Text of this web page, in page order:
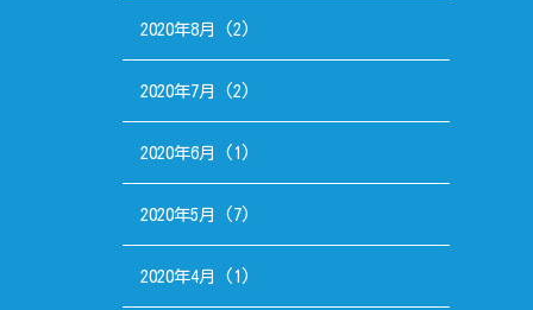
2020年8月 (2)
2020年7月 (2)
2020年6月 (1)
2020年5月 (7)
2020年4月 (1)